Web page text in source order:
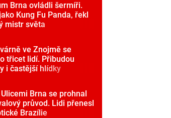
Brna ovládli šermíři.
Kung Fu Panda, řekl
mistr světa
ve Znojmě se
třicet lidí. Přibudou
i častější hlídky
Ulicemi Brna se prohnal
průvod. Lidi přenesl
Brazílie